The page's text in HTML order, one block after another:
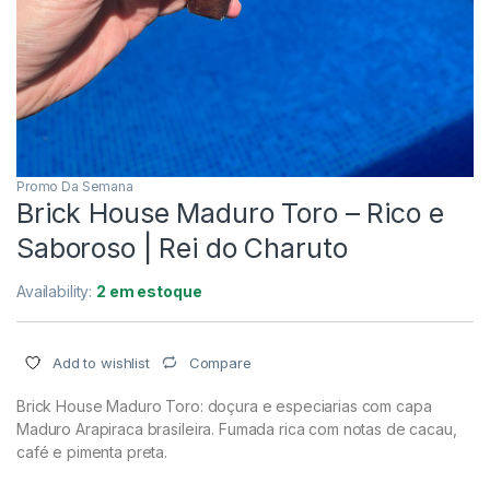
Promo Da Semana
Brick House Maduro Toro – Rico e
Saboroso | Rei do Charuto
Availability: 2 em estoque
Add to wishlist Compare
Brick House Maduro Toro: doçura e especiarias com capa
Maduro Arapiraca brasileira. Fumada rica com notas de cacau,
café e pimenta preta.